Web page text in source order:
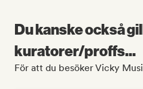
Du kanske också
kuratorer/proffs...
För att du besöker Vicky